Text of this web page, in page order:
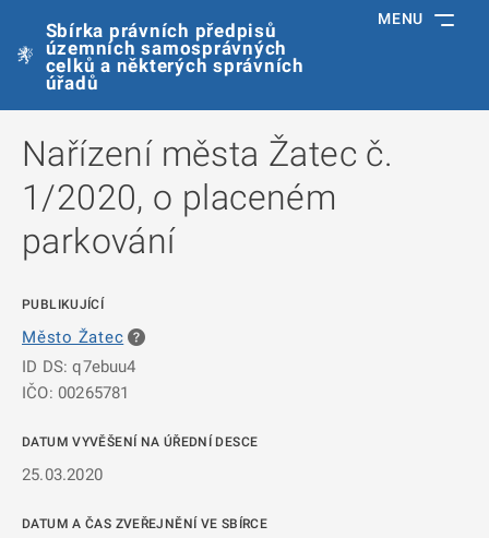
Sbírka právních předpisů
územních samosprávných
celků a některých správních
úřadů
MENU
Nařízení města Žatec č.
1/2020, o placeném
parkování
PUBLIKUJÍCÍ
Město Žatec
ID DS: q7ebuu4
IČO: 00265781
DATUM VYVĚŠENÍ NA ÚŘEDNÍ DESCE
25.03.2020
DATUM A ČAS ZVEŘEJNĚNÍ VE SBÍRCE